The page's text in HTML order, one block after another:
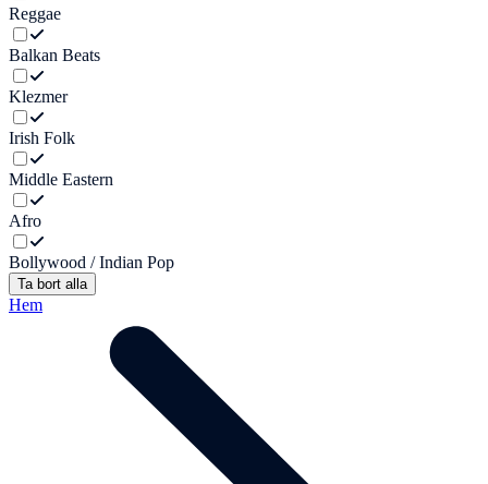
Reggae
Balkan Beats
Klezmer
Irish Folk
Middle Eastern
Afro
Bollywood / Indian Pop
Ta bort alla
Hem